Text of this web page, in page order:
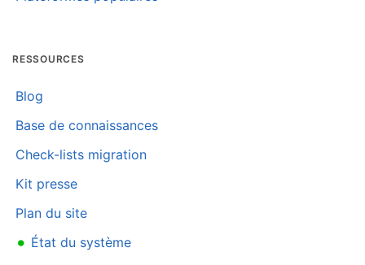
RESSOURCES
Blog
Base de connaissances
Check-lists migration
Kit presse
Plan du site
• État du système